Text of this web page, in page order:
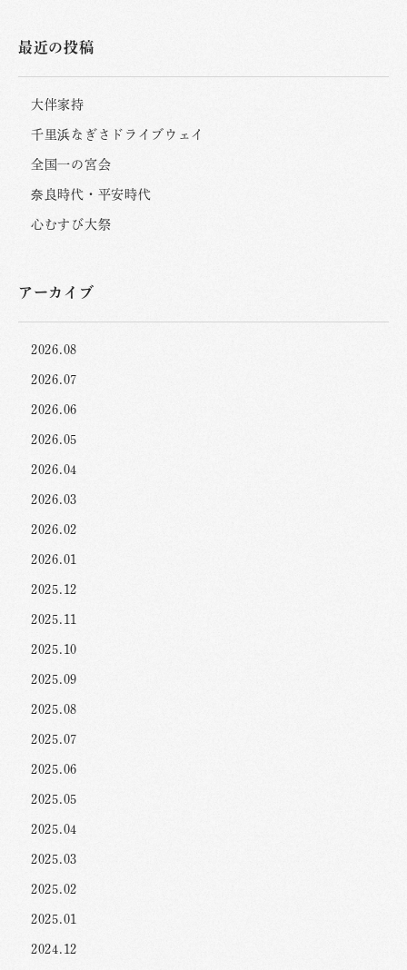
最近の投稿
大伴家持
千里浜なぎさドライブウェイ
全国一の宮会
奈良時代・平安時代
心むすび大祭
アーカイブ
2026.08
2026.07
2026.06
2026.05
2026.04
2026.03
2026.02
2026.01
2025.12
2025.11
2025.10
2025.09
2025.08
2025.07
2025.06
2025.05
2025.04
2025.03
2025.02
2025.01
2024.12